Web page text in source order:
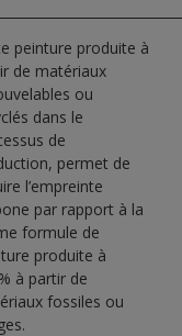
peinture produite à
de matériaux
ou
dans le
de
permet de
l’empreinte
par rapport à la
formule de
produite à
à partir de
fossiles ou